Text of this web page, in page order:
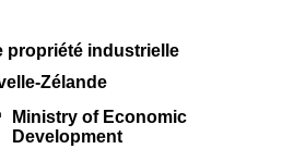
propriété industrielle
Zélande
Ministry of Economic
Development